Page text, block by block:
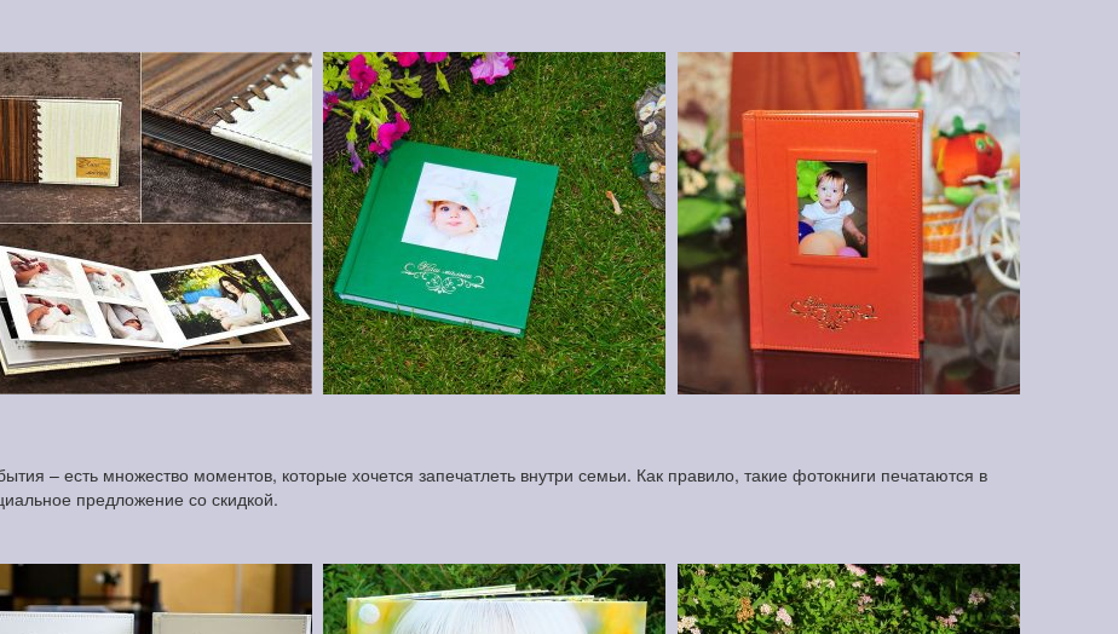
– есть множество моментов, которые хочется запечатлеть внутри семьи. Как правило, такие фотокниги печатаются в
предложение со скидкой.